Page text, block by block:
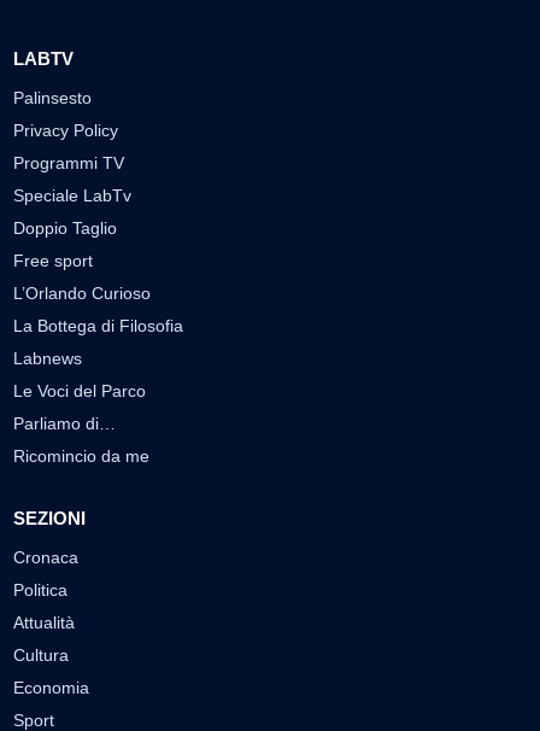
LABTV
Palinsesto
Privacy Policy
Programmi TV
Speciale LabTv
Doppio Taglio
Free sport
L’Orlando Curioso
La Bottega di Filosofia
Labnews
Le Voci del Parco
Parliamo di…
Ricomincio da me
SEZIONI
Cronaca
Politica
Attualità
Cultura
Economia
Sport